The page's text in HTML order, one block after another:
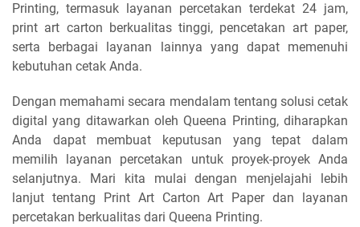
Printing, termasuk layanan percetakan terdekat 24 jam,
print art carton berkualitas tinggi, pencetakan art paper,
serta berbagai layanan lainnya yang dapat memenuhi
kebutuhan cetak Anda.
Dengan memahami secara mendalam tentang solusi cetak
digital yang ditawarkan oleh Queena Printing, diharapkan
Anda dapat membuat keputusan yang tepat dalam
memilih layanan percetakan untuk proyek-proyek Anda
selanjutnya. Mari kita mulai dengan menjelajahi lebih
lanjut tentang Print Art Carton Art Paper dan layanan
percetakan berkualitas dari Queena Printing.